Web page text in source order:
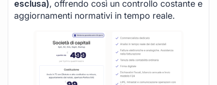
esclusa), offrendo così un controllo costante e
aggiornamenti normativi in tempo reale.